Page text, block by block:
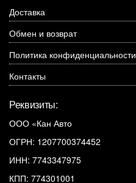
Доставка
Обмен и возврат
Политика конфиденциальности
Контакты
Реквизиты:
ООО «Кан Авто
ОГРН: 1207700374452
ИНН: 7743347975
КПП: 774301001